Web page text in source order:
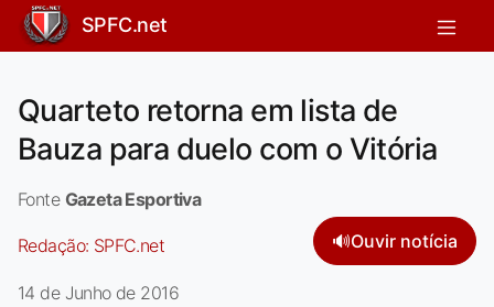
SPFC.net
Quarteto retorna em lista de
Bauza para duelo com o Vitória
Fonte Gazeta Esportiva
Redação: SPFC.net 🔊Ouvir notícia
14 de Junho de 2016